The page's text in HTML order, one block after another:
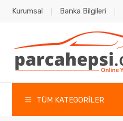
Kurumsal Banka Bilgileri
TÜM KATEGORİLER